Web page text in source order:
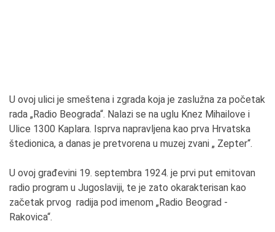
U ovoj ulici je smeštena i zgrada koja je zaslužna za početak
rada „Radio Beograda“. Nalazi se na uglu Knez Mihailove i
Ulice 1300 Kaplara. Isprva napravljena kao prva Hrvatska
štedionica, a danas je pretvorena u muzej zvani „ Zepter“.
U ovoj građevini 19. septembra 1924. je prvi put emitovan
radio program u Jugoslaviji, te je zato okarakterisan kao
začetak prvog radija pod imenom „Radio Beograd -
Rakovica“.